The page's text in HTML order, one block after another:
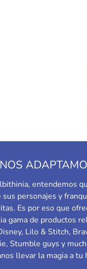
NOS
entendemos
personajes y
Es por eso que
gama de productos
Lilo & Stitch,
Stumble guys y
llevar la magia a tu